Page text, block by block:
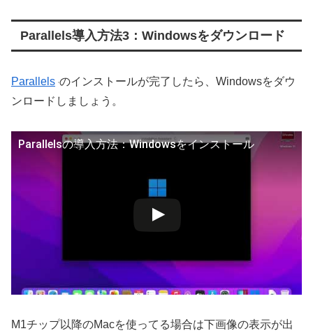
Parallels導入方法3：Windowsをダウンロード
Parallels のインストールが完了したら、Windowsをダウ
ンロードしましょう。
Parallelsの導入方法：Windowsをインストール
M1チップ以降のMacを使ってる場合は下画像の表示が出